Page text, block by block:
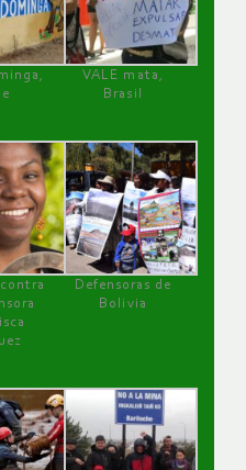
VALE mata,
Brasil
Defensoras de
Bolivia